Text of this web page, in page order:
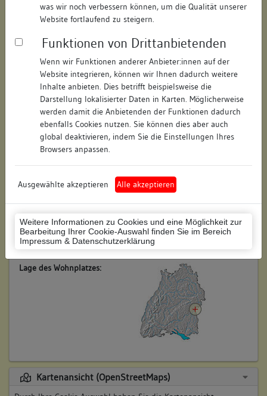
was wir noch verbessern können, um die Qualität unserer
Website fortlaufend zu steigern.
Funktionen von Drittanbietenden
Wenn wir Funktionen anderer Anbieter:innen auf der
Website integrieren, können wir Ihnen dadurch weitere
Inhalte anbieten. Dies betrifft beispielsweise die
Darstellung lokalisierter Daten in Karten. Möglicherweise
werden damit die Anbietenden der Funktionen dadurch
ebenfalls Cookies nutzen. Sie können dies aber auch
global deaktivieren, indem Sie die Einstellungen Ihres
Browsers anpassen.
Ausgewählte akzeptieren Alle akzeptieren
Weitere Informationen zu Cookies und eine Möglichkeit zur
Bearbeitung Ihrer Cookie-Auswahl finden Sie im Bereich
Impressum & Datenschutzerklärung
Objektdaten
Postleitzahl: 89073
Stadt-Teilort: Ulm
Regierungsbezirk: Tübingen
Wohnplatzschlüssel: 8421000028
Flurstücknummer: keine
Historischer Straßenname: Kramgasse
Historische Gebäudenummer: 3; A 204/1
Lage des Wohnplatzes:
Kartenansicht (OpenStreetMaps)